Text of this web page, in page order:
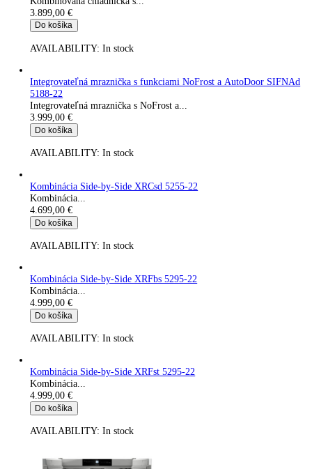
Integrovateľná chladiaca a zmrazovacia kombinácia s
Vstavaná kombinovaná chladnička s BioFresh Profesional a...
Do košíka
AVAILABILITY:In stock
Integrovateľná chladiaca a zmrazovacia kombinácia s
BioFresh Professional a NoFrost ICBNbsci 5173
3.699,00
Do košíka
AVAILABILITY:
Vstavaná kombinovaná chladnička s BioFresh Profesional a...
3.799,00€
Do košíka
AVAILABILITY:In stock
Kombinácia chladničky a mrazničky s NoFrost SWTNes 4285-
Kombinovaná chladnička s...
3.899,00€
Do košíka